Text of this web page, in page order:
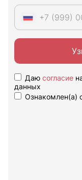
Даю согласие
данных
Ознакомлен(а)